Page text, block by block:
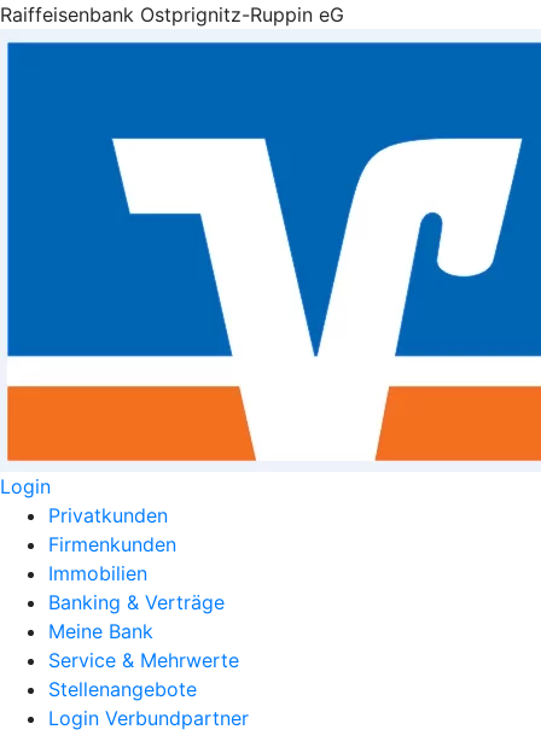
Raiffeisenbank Ostprignitz-Ruppin eG
Login
Privatkunden
Firmenkunden
Immobilien
Banking & Verträge
Meine Bank
Service & Mehrwerte
Stellenangebote
Login Verbundpartner